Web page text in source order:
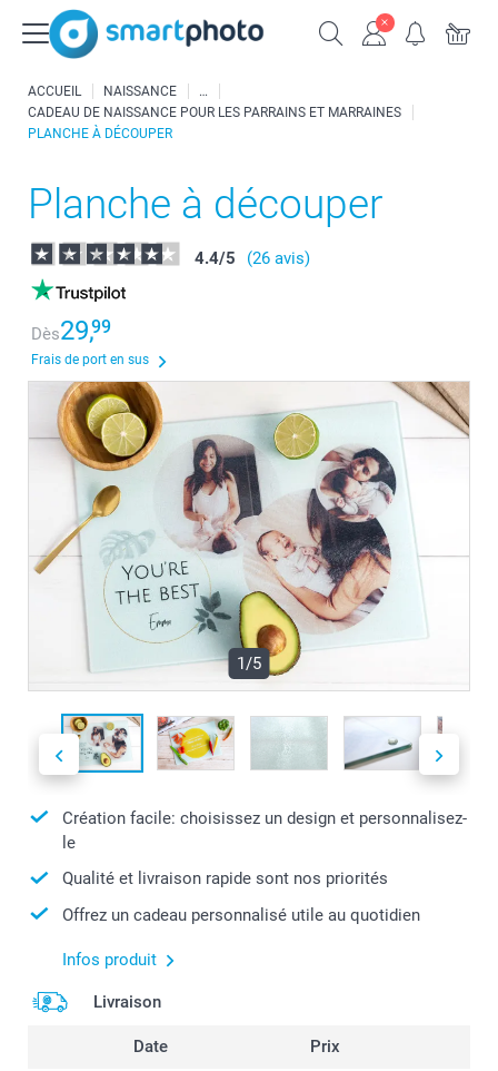
ACCUEIL
NAISSANCE
CADEAU DE NAISSANCE POUR LES PARRAINS ET MARRAINES
PLANCHE À DÉCOUPER
Planche à découper
4.4/5 (26 avis)
Dès29,99
Frais de port en sus
1/5
Création facile: choisissez un design et personnalisez-
le
Qualité et livraison rapide sont nos priorités
Offrez un cadeau personnalisé utile au quotidien
Infos produit
Livraison
Date Prix